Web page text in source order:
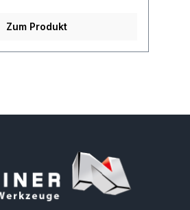
Zum Produkt